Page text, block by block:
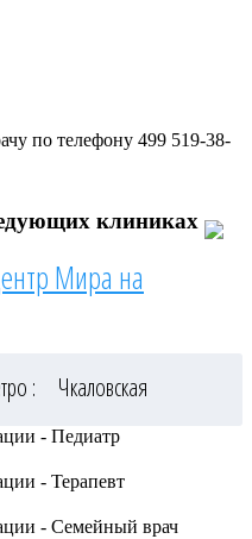
по телефону 499 519-38-
клиниках
Мира на
: Чкаловская
- Педиатр
- Терапевт
- Семейный врач